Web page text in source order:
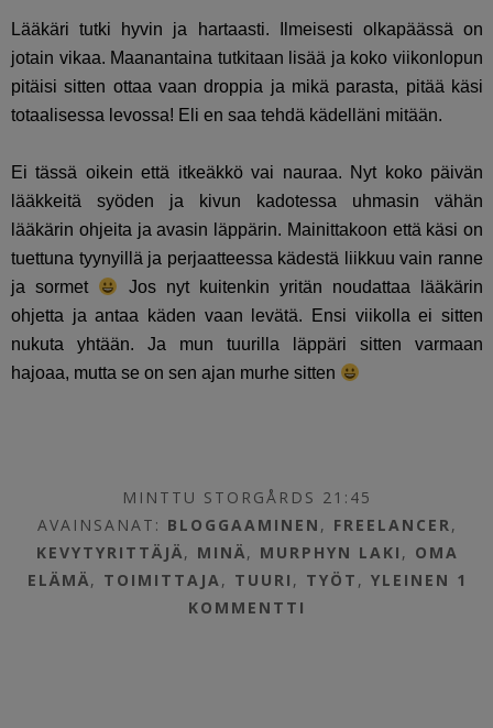
Lääkäri tutki hyvin ja hartaasti. Ilmeisesti olkapäässä on
jotain vikaa. Maanantaina tutkitaan lisää ja koko viikonlopun
pitäisi sitten ottaa vaan droppia ja mikä parasta, pitää käsi
totaalisessa levossa! Eli en saa tehdä kädelläni mitään.
Ei tässä oikein että itkeäkkö vai nauraa. Nyt koko päivän
lääkkeitä syöden ja kivun kadotessa uhmasin vähän
lääkärin ohjeita ja avasin läppärin. Mainittakoon että käsi on
tuettuna tyynyillä ja perjaatteessa kädestä liikkuu vain ranne
ja sormet
Jos nyt kuitenkin yritän noudattaa lääkärin
ohjetta ja antaa käden vaan levätä. Ensi viikolla ei sitten
nukuta yhtään. Ja mun tuurilla läppäri sitten varmaan
hajoaa, mutta se on sen ajan murhe sitten
MINTTU STORGÅRDS 21:45
AVAINSANAT: BLOGGAAMINEN , FREELANCER,
KEVYTYRITTÄJÄ, MINÄ, MURPHYN LAKI , OMA
ELÄMÄ, TOIMITTAJA, TUURI , TYÖT , YLEINEN 1
KOMMENTTI